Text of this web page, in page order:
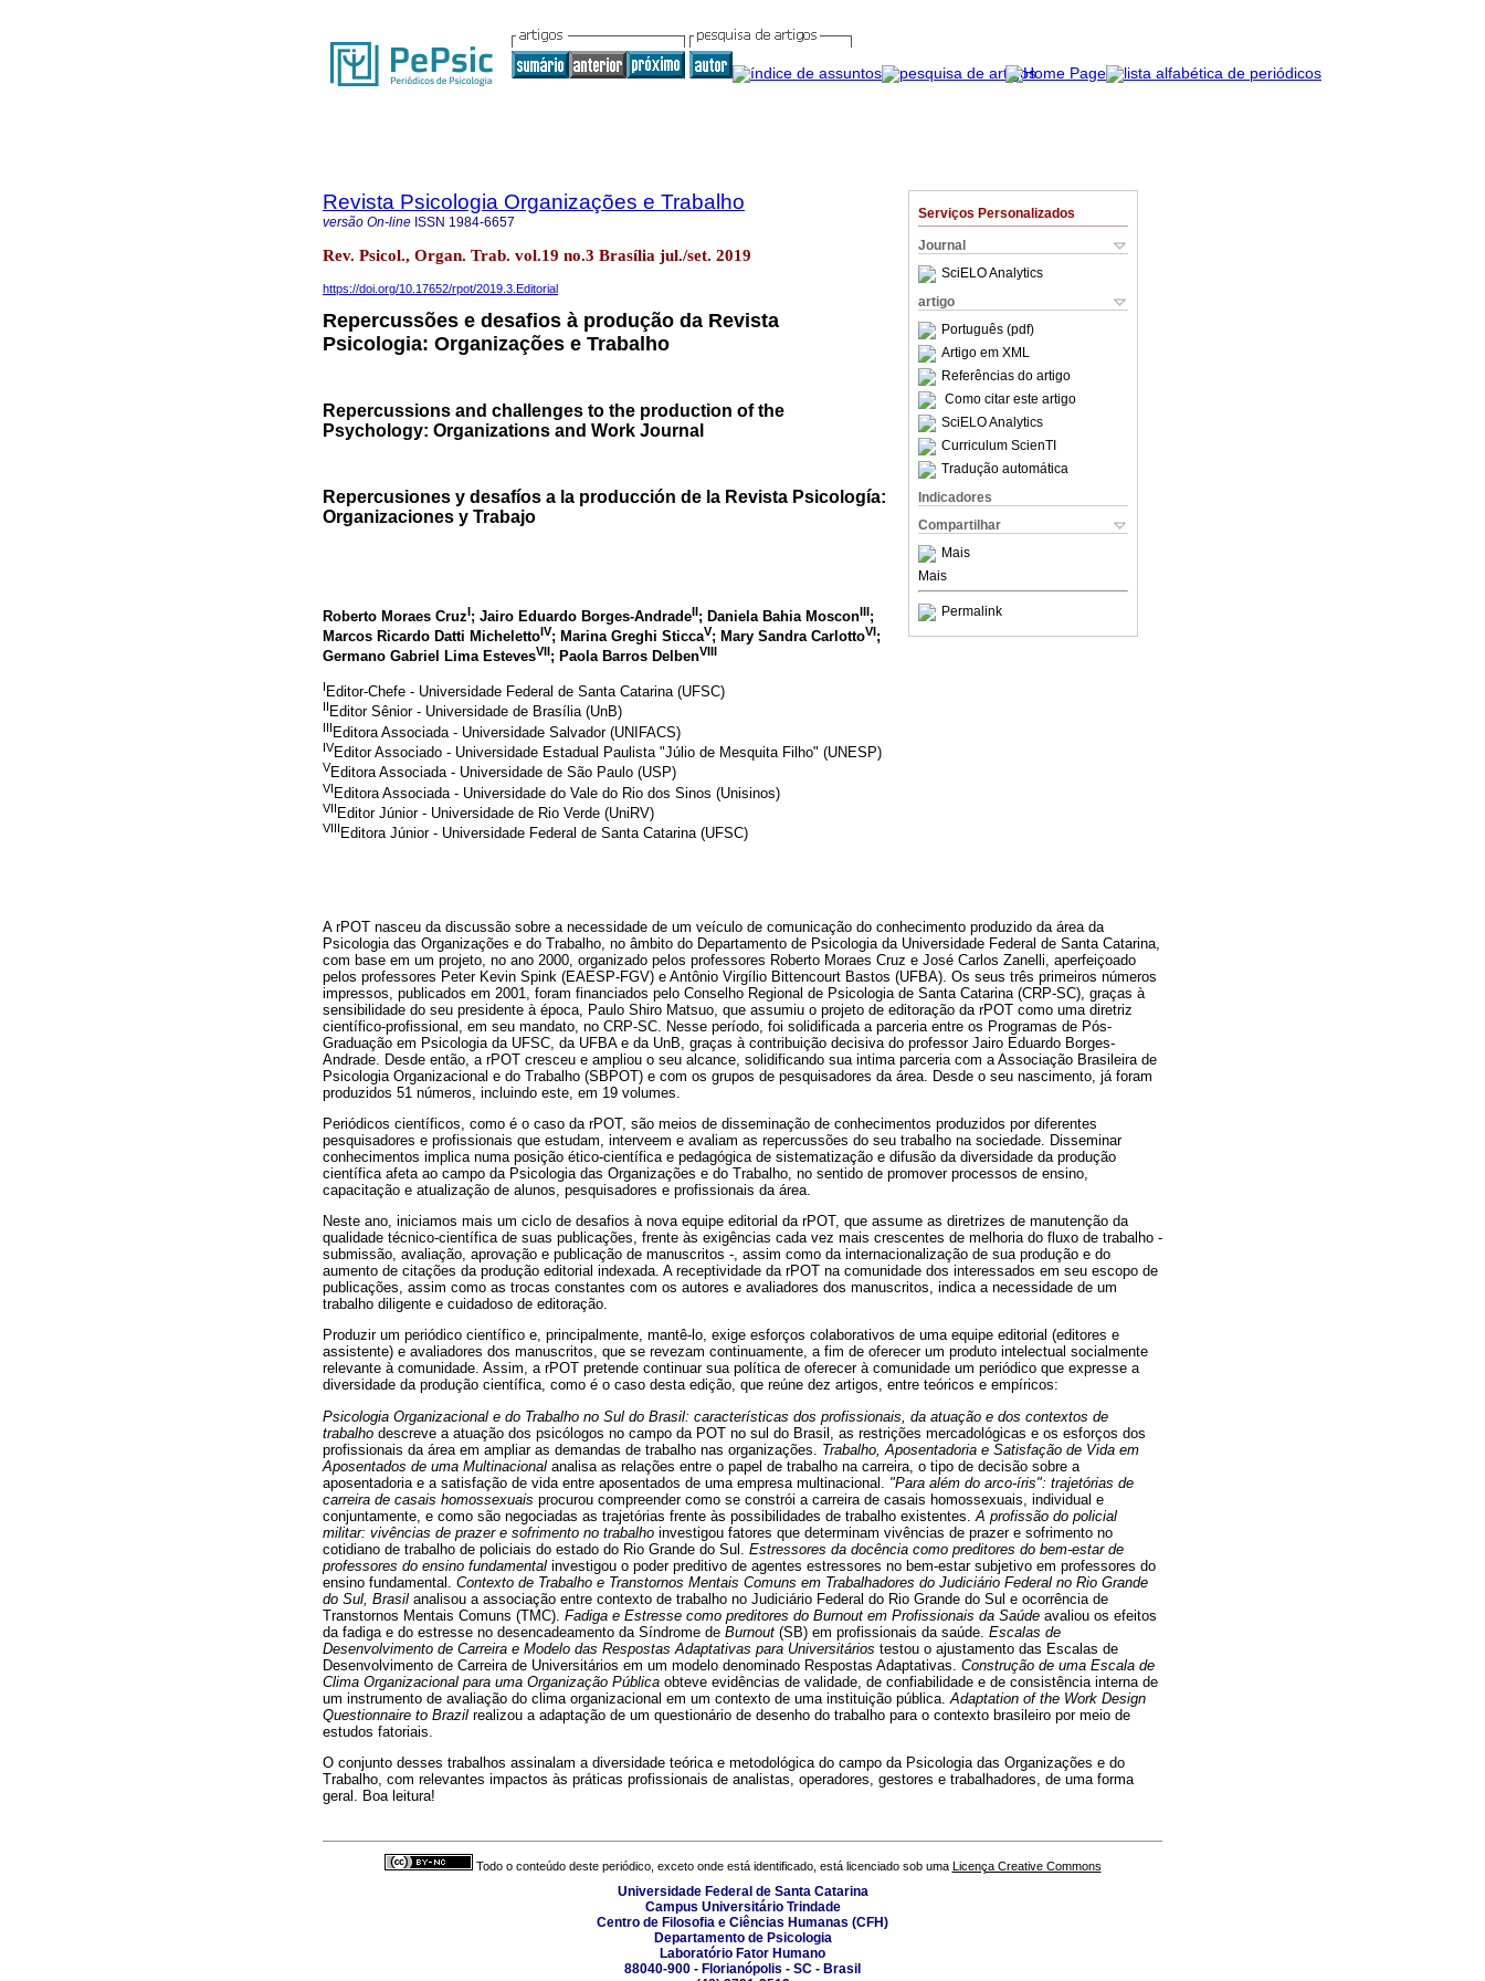
Serviços Personalizados
Journal
SciELO Analytics
artigo
Português (pdf)
Artigo em XML
Referências do artigo
Como citar este artigo
SciELO Analytics
Curriculum ScienTI
Tradução automática
Indicadores
Compartilhar
Mais
Mais
Permalink
Revista Psicologia Organizações e Trabalho
versão On-line ISSN 1984-6657
Rev. Psicol., Organ. Trab. vol.19 no.3 Brasília jul./set. 2019
https://doi.org/10.17652/rpot/2019.3.Editorial
Repercussões e desafios à produção da Revista
Psicologia: Organizações e Trabalho
Repercussions and challenges to the production of the
Psychology: Organizations and Work Journal
Repercusiones y desafíos a la producción de la Revista Psicología:
Organizaciones y Trabajo
Roberto Moraes CruzI; Jairo Eduardo Borges-AndradeII; Daniela Bahia MosconIII;
Marcos Ricardo Datti MichelettoIV; Marina Greghi SticcaV; Mary Sandra CarlottoVI;
Germano Gabriel Lima EstevesVII; Paola Barros DelbenVIII
I Editor-Chefe - Universidade Federal de Santa Catarina (UFSC)
II Editor Sênior - Universidade de Brasília (UnB)
IIIEditora Associada - Universidade Salvador (UNIFACS)
IVEditor Associado - Universidade Estadual Paulista "Júlio de Mesquita Filho" (UNESP)
VEditora Associada - Universidade de São Paulo (USP)
VIEditora Associada - Universidade do Vale do Rio dos Sinos (Unisinos)
VII Editor Júnior - Universidade de Rio Verde (UniRV)
VIII Editora Júnior - Universidade Federal de Santa Catarina (UFSC)
A rPOT nasceu da discussão sobre a necessidade de um veículo de comunicação do conhecimento produzido da área da
Psicologia das Organizações e do Trabalho, no âmbito do Departamento de Psicologia da Universidade Federal de Santa Catarina,
com base em um projeto, no ano 2000, organizado pelos professores Roberto Moraes Cruz e José Carlos Zanelli, aperfeiçoado
pelos professores Peter Kevin Spink (EAESP-FGV) e Antônio Virgílio Bittencourt Bastos (UFBA). Os seus três primeiros números
impressos, publicados em 2001, foram financiados pelo Conselho Regional de Psicologia de Santa Catarina (CRP-SC), graças à
sensibilidade do seu presidente à época, Paulo Shiro Matsuo, que assumiu o projeto de editoração da rPOT como uma diretriz
científico-profissional, em seu mandato, no CRP-SC. Nesse período, foi solidificada a parceria entre os Programas de Pós-
Graduação em Psicologia da UFSC, da UFBA e da UnB, graças à contribuição decisiva do professor Jairo Eduardo Borges-
Andrade. Desde então, a rPOT cresceu e ampliou o seu alcance, solidificando sua intima parceria com a Associação Brasileira de
Psicologia Organizacional e do Trabalho (SBPOT) e com os grupos de pesquisadores da área. Desde o seu nascimento, já foram
produzidos 51 números, incluindo este, em 19 volumes.
Periódicos científicos, como é o caso da rPOT, são meios de disseminação de conhecimentos produzidos por diferentes
pesquisadores e profissionais que estudam, interveem e avaliam as repercussões do seu trabalho na sociedade. Disseminar
conhecimentos implica numa posição ético-científica e pedagógica de sistematização e difusão da diversidade da produção
científica afeta ao campo da Psicologia das Organizações e do Trabalho, no sentido de promover processos de ensino,
capacitação e atualização de alunos, pesquisadores e profissionais da área.
Neste ano, iniciamos mais um ciclo de desafios à nova equipe editorial da rPOT, que assume as diretrizes de manutenção da
qualidade técnico-científica de suas publicações, frente às exigências cada vez mais crescentes de melhoria do fluxo de trabalho -
submissão, avaliação, aprovação e publicação de manuscritos -, assim como da internacionalização de sua produção e do
aumento de citações da produção editorial indexada. A receptividade da rPOT na comunidade dos interessados em seu escopo de
publicações, assim como as trocas constantes com os autores e avaliadores dos manuscritos, indica a necessidade de um
trabalho diligente e cuidadoso de editoração.
Produzir um periódico científico e, principalmente, mantê-lo, exige esforços colaborativos de uma equipe editorial (editores e
assistente) e avaliadores dos manuscritos, que se revezam continuamente, a fim de oferecer um produto intelectual socialmente
relevante à comunidade. Assim, a rPOT pretende continuar sua política de oferecer à comunidade um periódico que expresse a
diversidade da produção científica, como é o caso desta edição, que reúne dez artigos, entre teóricos e empíricos:
Psicologia Organizacional e do Trabalho no Sul do Brasil: características dos profissionais, da atuação e dos contextos de
trabalho descreve a atuação dos psicólogos no campo da POT no sul do Brasil, as restrições mercadológicas e os esforços dos
profissionais da área em ampliar as demandas de trabalho nas organizações. Trabalho, Aposentadoria e Satisfação de Vida em
Aposentados de uma Multinacional analisa as relações entre o papel de trabalho na carreira, o tipo de decisão sobre a
aposentadoria e a satisfação de vida entre aposentados de uma empresa multinacional. "Para além do arco-íris": trajetórias de
carreira de casais homossexuais procurou compreender como se constrói a carreira de casais homossexuais, individual e
conjuntamente, e como são negociadas as trajetórias frente às possibilidades de trabalho existentes. A profissão do policial
militar: vivências de prazer e sofrimento no trabalho investigou fatores que determinam vivências de prazer e sofrimento no
cotidiano de trabalho de policiais do estado do Rio Grande do Sul. Estressores da docência como preditores do bem-estar de
professores do ensino fundamental investigou o poder preditivo de agentes estressores no bem-estar subjetivo em professores do
ensino fundamental. Contexto de Trabalho e Transtornos Mentais Comuns em Trabalhadores do Judiciário Federal no Rio Grande
do Sul, Brasil analisou a associação entre contexto de trabalho no Judiciário Federal do Rio Grande do Sul e ocorrência de
Transtornos Mentais Comuns (TMC). Fadiga e Estresse como preditores do Burnout em Profissionais da Saúde avaliou os efeitos
da fadiga e do estresse no desencadeamento da Síndrome de Burnout (SB) em profissionais da saúde. Escalas de
Desenvolvimento de Carreira e Modelo das Respostas Adaptativas para Universitários testou o ajustamento das Escalas de
Desenvolvimento de Carreira de Universitários em um modelo denominado Respostas Adaptativas. Construção de uma Escala de
Clima Organizacional para uma Organização Pública obteve evidências de validade, de confiabilidade e de consistência interna de
um instrumento de avaliação do clima organizacional em um contexto de uma instituição pública. Adaptation of the Work Design
Questionnaire to Brazil realizou a adaptação de um questionário de desenho do trabalho para o contexto brasileiro por meio de
estudos fatoriais.
O conjunto desses trabalhos assinalam a diversidade teórica e metodológica do campo da Psicologia das Organizações e do
Trabalho, com relevantes impactos às práticas profissionais de analistas, operadores, gestores e trabalhadores, de uma forma
geral. Boa leitura!
Todo o conteúdo deste periódico, exceto onde está identificado, está licenciado sob uma Licença Creative Commons
Universidade Federal de Santa Catarina
Campus Universitário Trindade
Centro de Filosofia e Ciências Humanas (CFH)
Departamento de Psicologia
Laboratório Fator Humano
88040-900 - Florianópolis - SC - Brasil